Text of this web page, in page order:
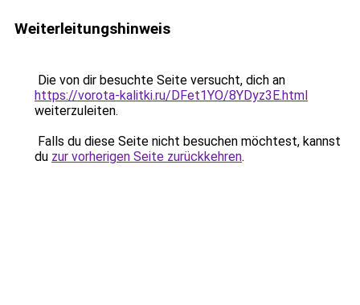
Weiterleitungshinweis
Die von dir besuchte Seite versucht, dich an
https://vorota-kalitki.ru/DFet1YO/8YDyz3E.html
weiterzuleiten.
Falls du diese Seite nicht besuchen möchtest, kannst
du zur vorherigen Seite zurückkehren.